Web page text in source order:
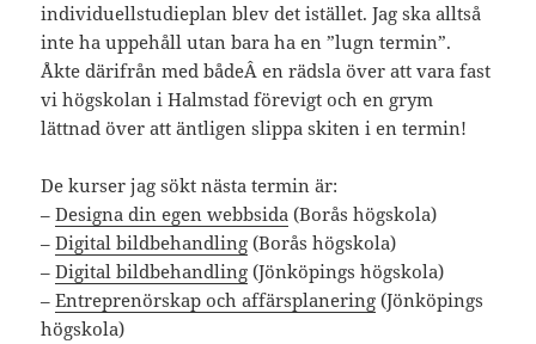
individuellstudieplan blev det istället. Jag ska alltså
inte ha uppehåll utan bara ha en ”lugn termin”.
Åkte därifrån med bådeÂ en rädsla över att vara fast
vi högskolan i Halmstad förevigt och en grym
lättnad över att äntligen slippa skiten i en termin!
De kurser jag sökt nästa termin är:
–Designa din egen webbsida (Borås högskola)
–Digital bildbehandling (Borås högskola)
–Digital bildbehandling (Jönköpings högskola)
–Entreprenörskap och affärsplanering (Jönköpings
högskola)